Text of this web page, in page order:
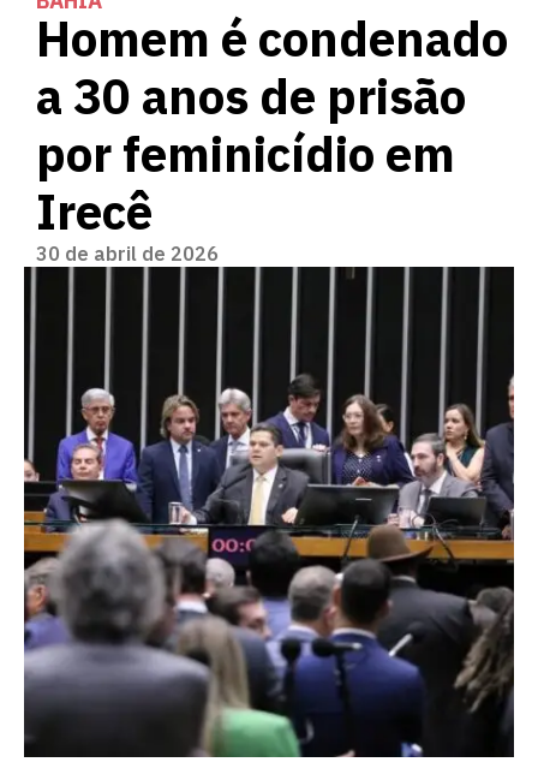
Homem é condenado
a 30 anos de prisão
por feminicídio em
Irecê
30 de abril de 2026